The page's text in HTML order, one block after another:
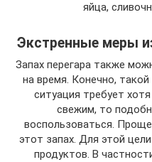
яйца,
Экстренные меры
Запах перегара также
на время. Конечно,
ситуация требует
свежим, то
воспользоваться.
этот запах. Для этой
продуктов. В